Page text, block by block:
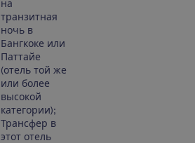
на ​​
транзитная
ночь в
Бангкоке или
Паттайе
(отель той же
или более
высокой
категории);
Трансфер в
этот отель